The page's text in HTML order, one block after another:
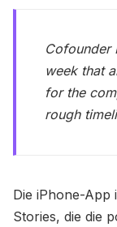
Cofounder
week that
for the
rough
Die iPhone-App
Stories, die die